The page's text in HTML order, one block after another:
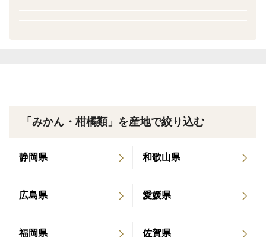
級品🍊
ごく個数限定ではありますがご家庭でお取り寄せできる
なる前にページが公開されている今のうちにご購入下さ
「みかん・柑橘類」を産地で絞り込む
静岡県 和歌山県
広島県 愛媛県
福岡県 佐賀県